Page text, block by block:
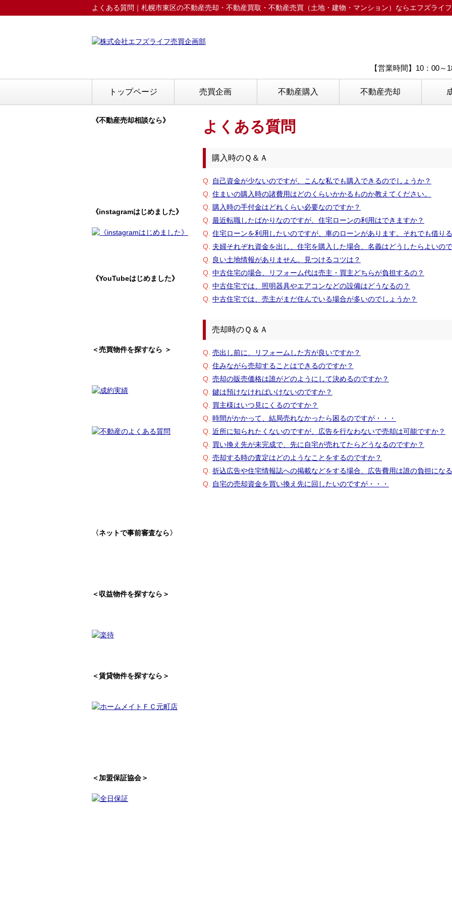
よくある質問｜札幌市東区の不動産売却・不動産買取・不動産売買（土地・建物・マンション）ならエフズライ
【営業時間】10：00
トップページ 売買企画 不動産購入 不動産売却
《不動産売却相談なら》
《instagramはじめました》
《YouTubeはじめました》
＜売買物件を探すなら ＞
〈ネットで事前審査なら〉
＜収益物件を探すなら＞
＜賃貸物件を探すなら＞
＜加盟保証協会＞
よくある質問
購入時のＱ＆Ａ
Q.
自己資金が少ないのですが、こんな私でも購入できるのでしょうか？
Q. 住まいの購入時の諸費用はどのくらいかかるものか教えてください。
Q. 購入時の手付金はどれくらい必要なのですか？
Q. 最近転職したばかりなのですが、住宅ローンの利用はできますか？
Q. 住宅ローンを利用したいのですが、車のローンがあります。それでも借りる
Q. 夫婦それぞれ資金を出し、住宅を購入した場合、名義はどうしたらよいの
Q.
良い土地情報がありません。見つけるコツは？
Q. 中古住宅の場合、リフォーム代は売主・買主どちらが負担するの？
Q. 中古住宅では、照明器具やエアコンなどの設備はどうなるの？
Q. 中古住宅では、売主がまだ住んでいる場合が多いのでしょうか？
売却時のＱ＆Ａ
Q. 売出し前に、リフォームした方が良いですか？
Q. 住みながら売却することはできるのですか？
Q. 売却の販売価格は誰がどのようにして決めるのですか？
Q. 鍵は預けなければいけないのですか？
Q. 買主様はいつ見にくるのですか？
Q. 時間がかかって、結局売れなかったら困るのですが・・・
Q. 近所に知られたくないのですが、広告を行なわないで売却は可能ですか？
Q. 買い換え先が未完成で、先に自宅が売れてたらどうなるのですか？
Q. 売却する時の査定はどのようなことをするのですか？
Q. 折込広告や住宅情報誌への掲載などをする場合、広告費用は誰の負担にな
Q.
自宅の売却資金を買い換え先に回したいのですが・・・